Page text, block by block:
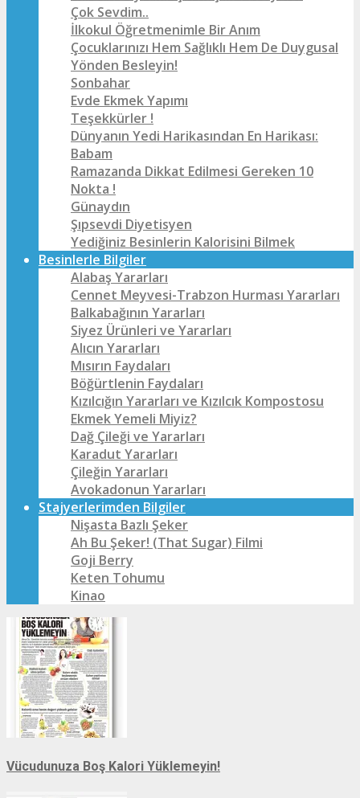
Çok Sevdim..
İlkokul Öğretmenimle Bir Anım
Çocuklarınızı Hem Sağlıklı Hem De Duygusal
Yönden Besleyin!
Sonbahar
Evde Ekmek Yapımı
Teşekkürler !
Dünyanın Yedi Harikasından En Harikası:
Babam
Ramazanda Dikkat Edilmesi Gereken 10
Nokta !
Günaydın
Şıpsevdi Diyetisyen
Yediğiniz Besinlerin Kalorisini Bilmek
Besinlerle Bilgiler
Alabaş Yararları
Cennet Meyvesi-Trabzon Hurması Yararları
Balkabağının Yararları
Siyez Ürünleri ve Yararları
Alıcın Yararları
Mısırın Faydaları
Böğürtlenin Faydaları
Kızılcığın Yararları ve Kızılcık Kompostosu
Ekmek Yemeli Miyiz?
Dağ Çileği ve Yararları
Karadut Yararları
Çileğin Yararları
Avokadonun Yararları
Stajyerlerimden Bilgiler
Nişasta Bazlı Şeker
Ah Bu Şeker! (That Sugar) Filmi
Goji Berry
Keten Tohumu
Kinao
Vücudunuza Boş Kalori Yüklemeyin!